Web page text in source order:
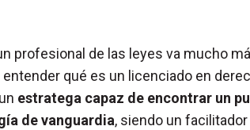
profesional de las leyes va mucho
qué es un licenciado en
estratega capaz de encontrar un
de vanguardia, siendo un